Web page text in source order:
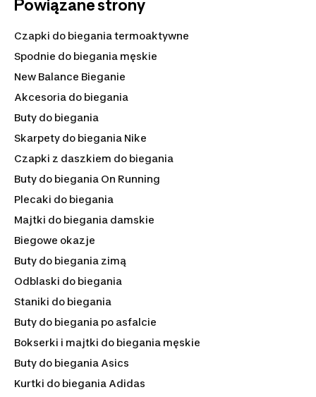
Podobnie jak przy wyborze fasonu, skoncentruj się na
kieruj się przekonaniem, że bardzo dopasowana jest
Na co dzień nosisz rozmiar M? W takim powinna być
również i Twoja koszulka do biegania. W miarę
zakupem. Może przecież okazać się, że posiadane
podkoszulki do biegania nie pasują do pozostałych
elementów sportowej garderoby.
Powiązane strony
Czapki do biegania termoaktywne
Spodnie do biegania męskie
New Balance Bieganie
Akcesoria do biegania
Buty do biegania
Skarpety do biegania Nike
Czapki z daszkiem do biegania
Buty do biegania On Running
Plecaki do biegania
Majtki do biegania damskie
Biegowe okazje
Buty do biegania zimą
Odblaski do biegania
Staniki do biegania
Buty do biegania po asfalcie
Bokserki i majtki do biegania męskie
Buty do biegania Asics
Kurtki do biegania Adidas